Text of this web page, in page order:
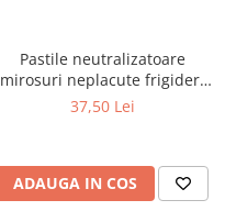
Pastile neutralizatoare
mirosuri neplacute frigider,
pentru fructe si legume,40g
37,50 Lei
ADAUGA IN COS